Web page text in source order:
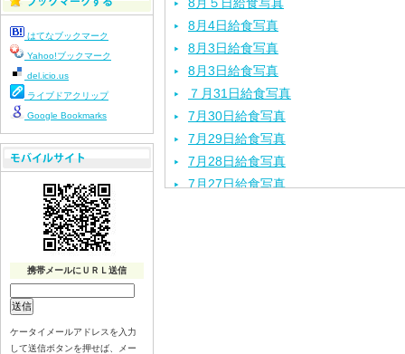
8月4日給食写真
8月3日給食写真
8月3日給食写真
７月31日給食写真
7月30日給食写真
7月29日給食写真
7月28日給食写真
7月27日給食写真
はてなブックマーク
Yahoo!ブックマーク
del.icio.us
ライブドアクリップ
Google Bookmarks
携帯メールにＵＲＬ送信
ケータイメールアドレスを入力
して送信ボタンを押せば、メー